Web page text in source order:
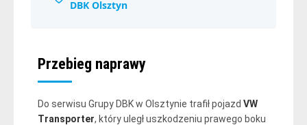
DBK Olsztyn
Przebieg naprawy
Do serwisu Grupy DBK w Olsztynie trafił pojazd VW
Transporter, który uległ uszkodzeniu prawego boku